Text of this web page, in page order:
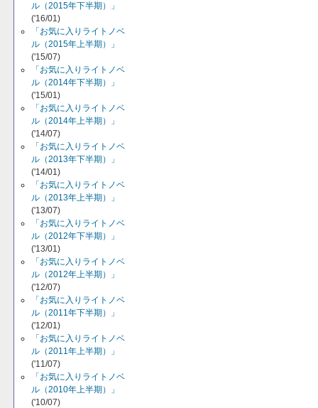
ル（2015年下半期）」
('16/01)
「お気に入りライトノベ
ル（2015年上半期）」
('15/07)
「お気に入りライトノベ
ル（2014年下半期）」
('15/01)
「お気に入りライトノベ
ル（2014年上半期）」
('14/07)
「お気に入りライトノベ
ル（2013年下半期）」
('14/01)
「お気に入りライトノベ
ル（2013年上半期）」
('13/07)
「お気に入りライトノベ
ル（2012年下半期）」
('13/01)
「お気に入りライトノベ
ル（2012年上半期）」
('12/07)
「お気に入りライトノベ
ル（2011年下半期）」
('12/01)
「お気に入りライトノベ
ル（2011年上半期）」
('11/07)
「お気に入りライトノベ
ル（2010年上半期）」
('10/07)